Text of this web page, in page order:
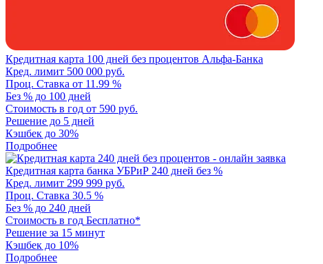
Кредитная карта 100 дней без процентов Альфа-Банка
Кред. лимит 500 000 руб.
Проц. Ставка от 11.99 %
Без % до 100 дней
Стоимость в год от 590 руб.
Решение до 5 дней
Кэшбек до 30%
Подробнее
Кредитная карта банка УБРиР 240 дней без %
Кред. лимит 299 999 руб.
Проц. Ставка 30.5 %
Без % до 240 дней
Стоимость в год Бесплатно*
Решение за 15 минут
Кэшбек до 10%
Подробнее